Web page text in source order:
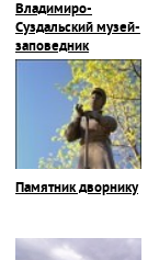
Владимиро-
Суздальский музей-
заповедник
Памятник дворнику